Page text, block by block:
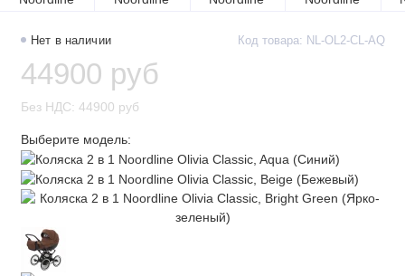
Нет в наличии Код товара: NL-OL2-CL-AQ
44900 руб
Без НДС: 44900 руб
Выберите модель: